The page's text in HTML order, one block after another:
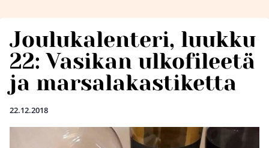
Joulukalenteri, luukku
22: Vasikan ulkofileetä
ja marsalakastiketta
22.12.2018